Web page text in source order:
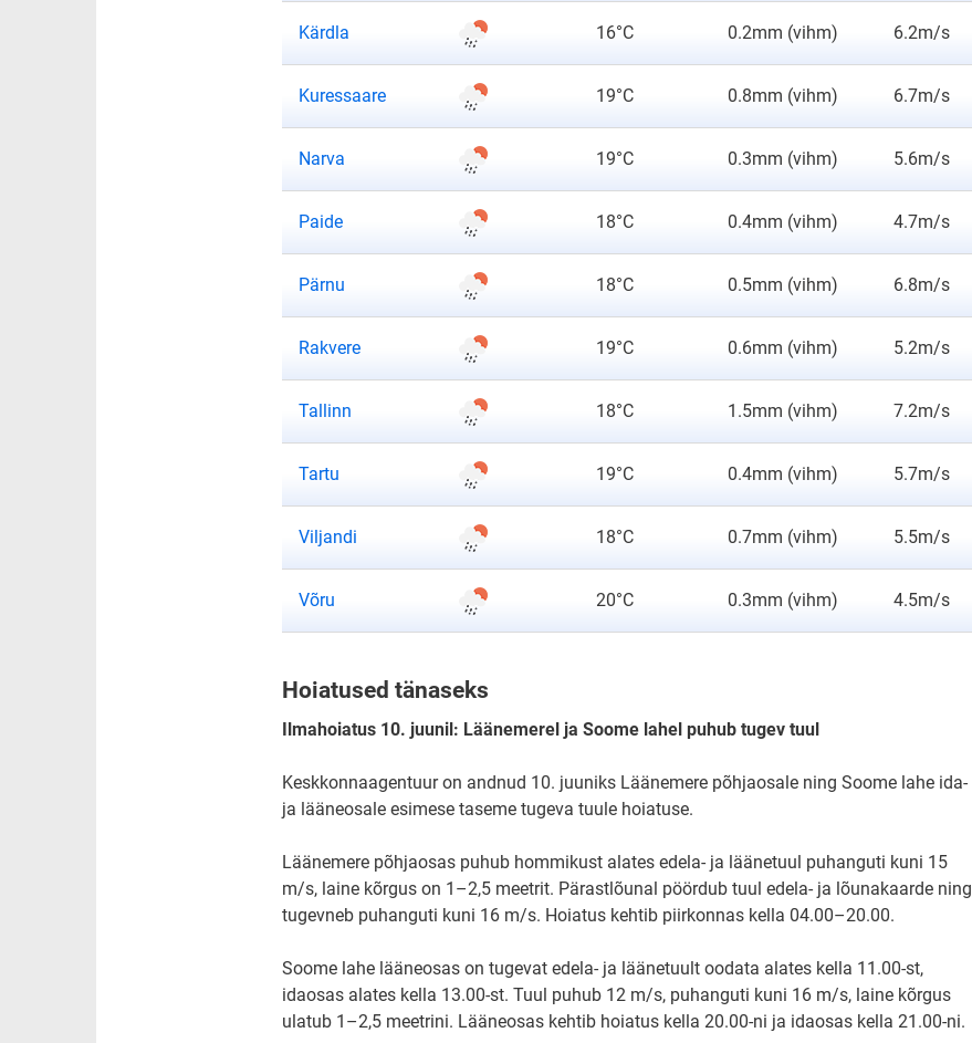
Kärdla 16°C 0.2mm (vihm) 6.2m/s
Kuressaareilmateade 19°C 0.8mm (vihm) 6.7m/s
Narva 19°C 0.3mm (vihm) 5.6m/s
Paideilmateade 18°C 0.4mm (vihm) 4.7m/s
Pärnu 18°C 0.5mm (vihm) 6.8m/s
Rakvereilmateade 19°C 0.6mm (vihm) 5.2m/s
Tallinn 18°C 1.5mm (vihm) 7.2m/s
Tartu 19°C 0.4mm (vihm) 5.7m/s
Viljandi 18°C 0.7mm (vihm) 5.5m/s
Võru 20°C 0.3mm (vihm) 4.5m/s
Hoiatused tänaseks
Ilmahoiatus 10. juunil: Läänemerel ja Soome lahel puhub tugev tuul
Keskkonnaagentuur on andnud 10. juuniks Läänemere põhjaosale ning Soome lahe ida-
ja lääneosale esimese taseme tugeva tuule hoiatuse.
Läänemere põhjaosas puhub hommikust alates edela- ja läänetuul puhanguti kuni 15
m/s, laine kõrgus on 1–2,5 meetrit. Pärastlõunal pöördub tuul edela- ja lõunakaarde ning
tugevneb puhanguti kuni 16 m/s. Hoiatus kehtib piirkonnas kella 04.00–20.00.
Soome lahe lääneosas on tugevat edela- ja läänetuult oodata alates kella 11.00-st,
idaosas alates kella 13.00-st. Tuul puhub 12 m/s, puhanguti kuni 16 m/s, laine kõrgus
ulatub 1–2,5 meetrini. Lääneosas kehtib hoiatus kella 20.00-ni ja idaosas kella 21.00-ni.